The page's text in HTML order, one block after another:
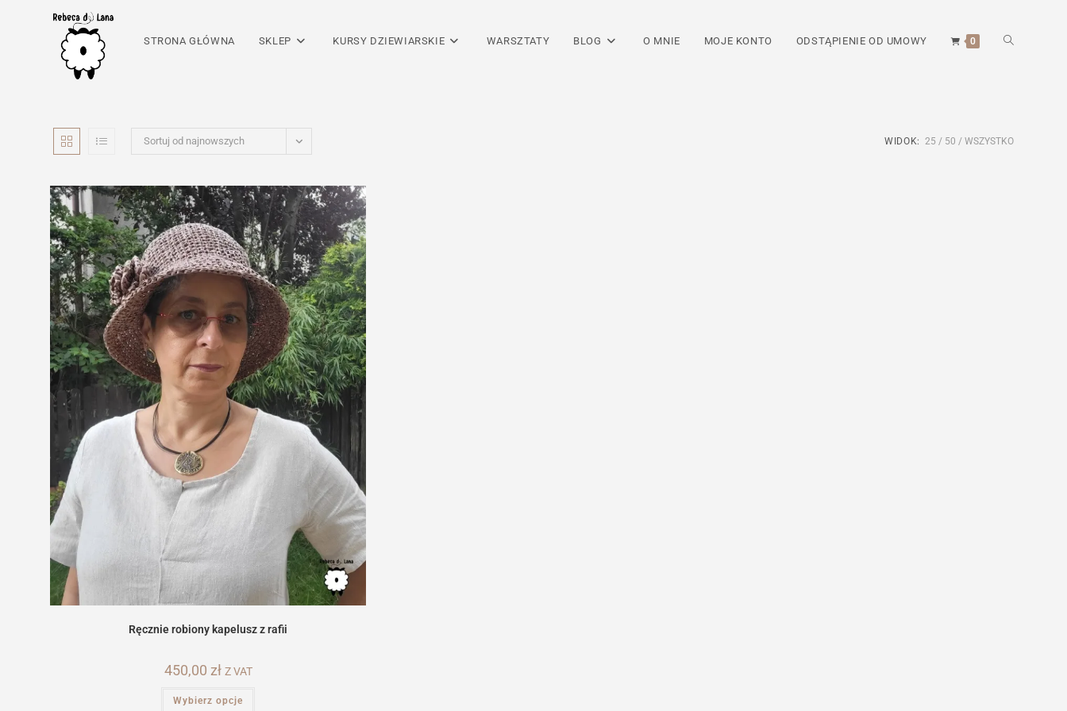
STRONA GŁÓWNA SKLEP KURSY DZIEWIARSKIE WARSZTATY BLOG O MNIE MOJE KONTO ODSTĄPIENIE OD UMOWY 0 TOGGLE
Sortuj od najnowszych WIDOK: 25 50 WSZYSTKO
Ręcznie robiony kapelusz z rafii
450,00 zł Z VAT
Wybierz opcje